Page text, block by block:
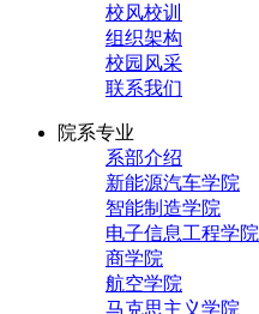
校风校训
组织架构
校园风采
联系我们
院系专业
系部介绍
新能源汽车学院
智能制造学院
电子信息工程学院
商学院
航空学院
马克思主义学院